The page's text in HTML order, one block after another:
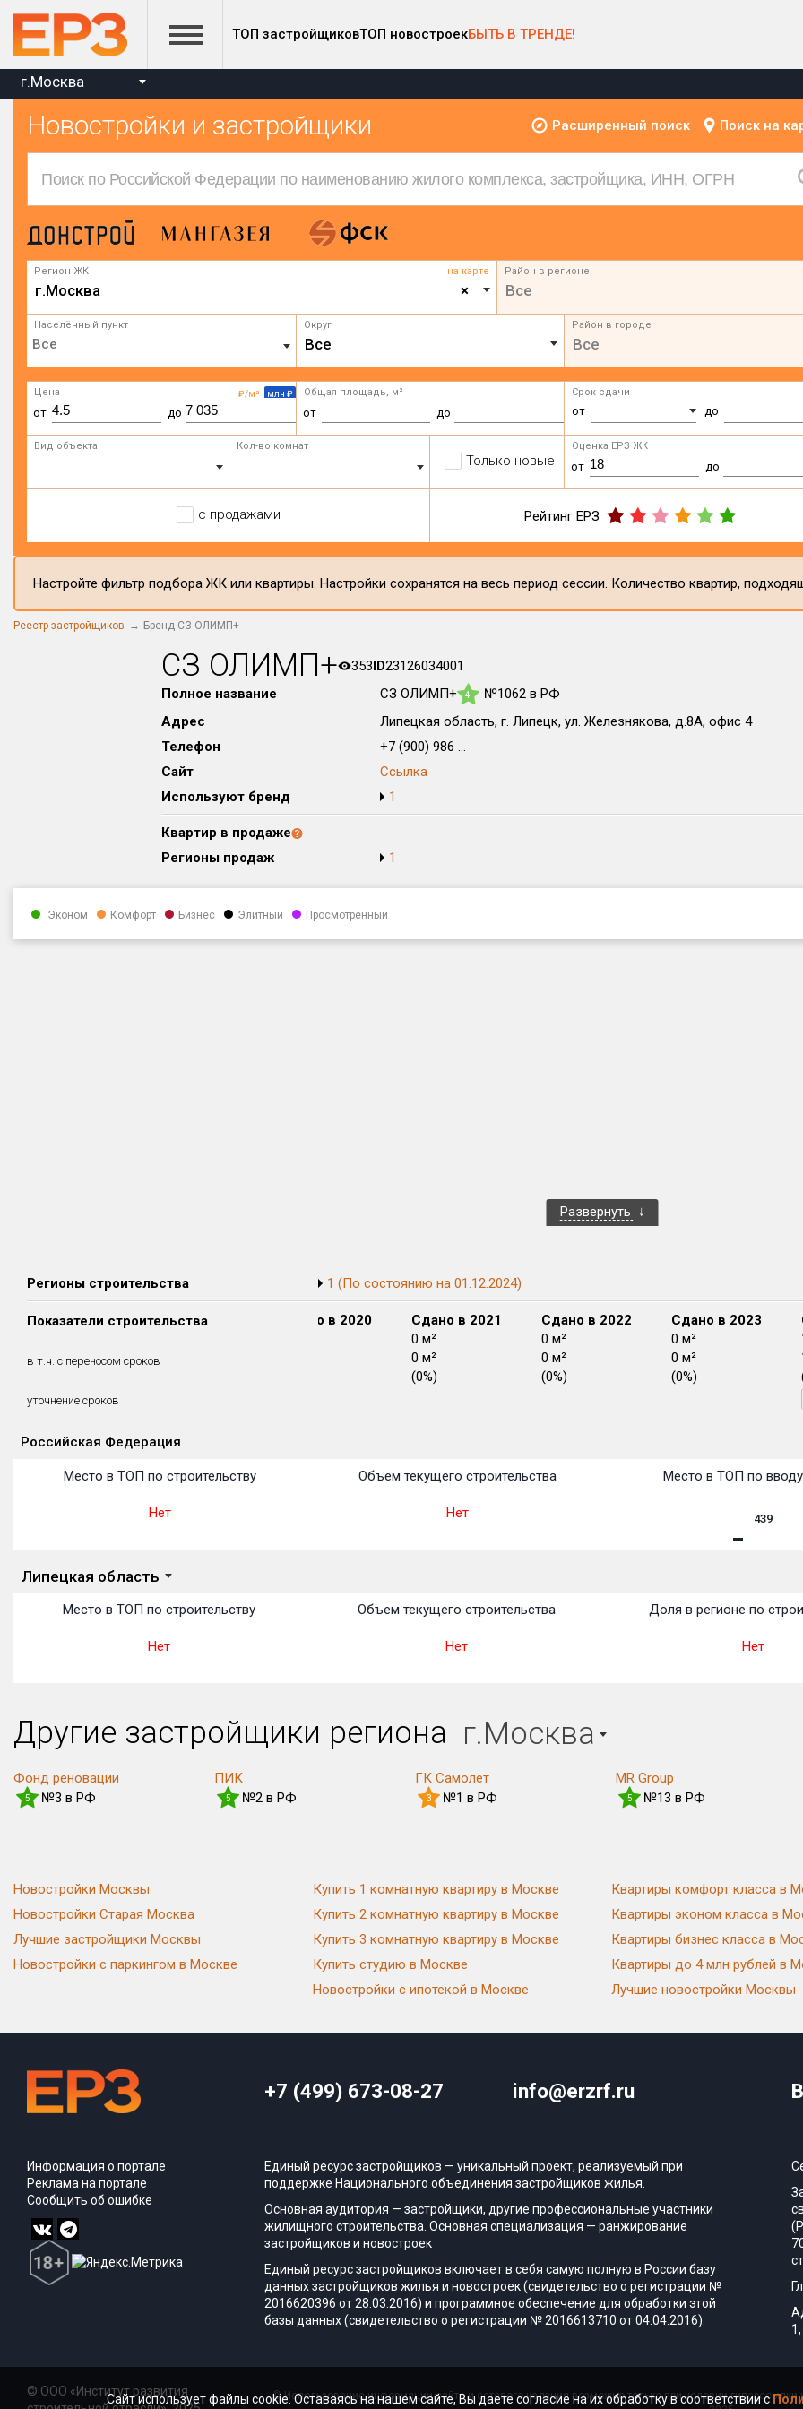
ТОП застройщиковТОП новостроекБЫТЬ В ТРЕНДЕ!
г.Москва
Новостройки и застройщики Расширенный поиск Поиск на
Регион ЖК на карте
×
г.Москва
Район в регионе
Все
Населённый пункт Округ
Все
Район в городе
Все
₽/м² млн ₽
Цена
от до
Общая площадь, м²
от до
Срок сдачи
от до
Вид объекта Кол-во комнат
Только новые
Оценка ЕРЗ ЖК
от до
с продажами Рейтинг ЕРЗ
Настройте фильтр подбора ЖК или квартиры. Настройки сохранятся на весь период сессии. Количество квартир,
Реестр застройщиков Бренд СЗ ОЛИМП+
СЗ ОЛИМП+ 353ID23126034001
Полное название
СЗ ОЛИМП+ 4
№1062 в РФ
Адрес
Липецкая область, г. Липецк, ул. Железнякова, д.8А, офис 4
Телефон
+7 (900) 986 ...
Сайт
Ссылка
Используют бренд
1
Квартир в продаже
Регионы продаж
1
Эконом Комфорт Бизнес Элитный Просмотренный
Развернуть
Регионы строительства 1 (По состоянию на 01.12.2024)
Показатели строительства
в т.ч. с переносом сроков
уточнение сроков
Сдано в 2018
0 м²
Сдано в 2019
0 м²
Сдано в 2020
Сдано в 2021
0 м²
0 м²
(0%)
Сдано в 2022
0 м²
0 м²
(0%)
Сдано в 2023
0 м²
0 м²
(0%)
Российская Федерация
Место в ТОП по строительству
Нет
Объем текущего строительства
Нет
Место в ТОП по
439
Липецкая область
Место в ТОП по строительству
Нет
Объем текущего строительства
Нет
Доля в регионе по
Нет
Другие застройщики региона г.Москва
Фонд реновации
5 №3 в РФ
ПИК
5 №2 в РФ
ГК Самолет
3 №1 в РФ
MR Group
5 №13 в РФ
Новостройки Москвы
Новостройки Старая Москва
Лучшие застройщики Москвы
Новостройки с паркингом в Москве
Купить 1 комнатную квартиру в Москве
Купить 2 комнатную квартиру в Москве
Купить 3 комнатную квартиру в Москве
Купить студию в Москве
Новостройки с ипотекой в Москве
Квартиры комфорт класса в
Квартиры эконом класса в
Квартиры бизнес класса в
Квартиры до 4 млн рублей в
Лучшие новостройки Москвы
+7 (499) 673-08-27 info@erzrf.ru
Информация о портале
Реклама на портале
Сообщить об ошибке
Единый ресурс застройщиков — уникальный проект, реализуемый при
поддержке Национального объединения застройщиков жилья.
Основная аудитория — застройщики, другие профессиональные участники
жилищного строительства. Основная специализация — ранжирование
застройщиков и новостроек
Единый ресурс застройщиков включает в себя самую полную в России базу
данных застройщиков жилья и новостроек (свидетельство о регистрации №
2016620396 от 28.03.2016) и программное обеспечение для обработки этой
базы данных (свидетельство о регистрации № 2016613710 от 04.04.2016).
© ООО «Институт развития
© Использование информации сайта и сетевого издания возможно только при условии
Сайт использует файлы cookie. Оставаясь на нашем сайте, Вы даете согласие на их обработку в соответствии с